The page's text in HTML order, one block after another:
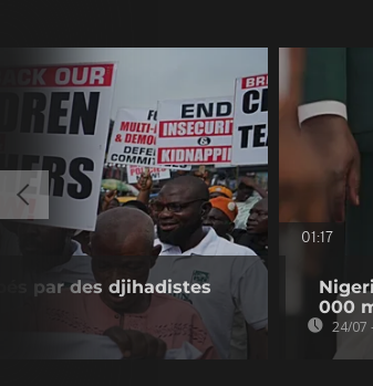
par des djihadistes
01:17
000
24/07